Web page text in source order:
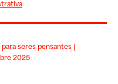
seres pensantes |
2025